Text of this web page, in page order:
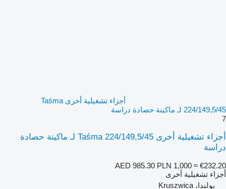
أجزاء تشغيلية أخرى Taśma
224/149,5/45 لـ ماكينة حصادة دراسة
7
أجزاء تشغيلية أخرى Taśma 224/149,5/45 لـ ماكينة حصادة
دراسة
AED 985.30 PLN 1,000 ≈ €232.20
أجزاء تشغيلية أخرى
بولندا، Kruszwica